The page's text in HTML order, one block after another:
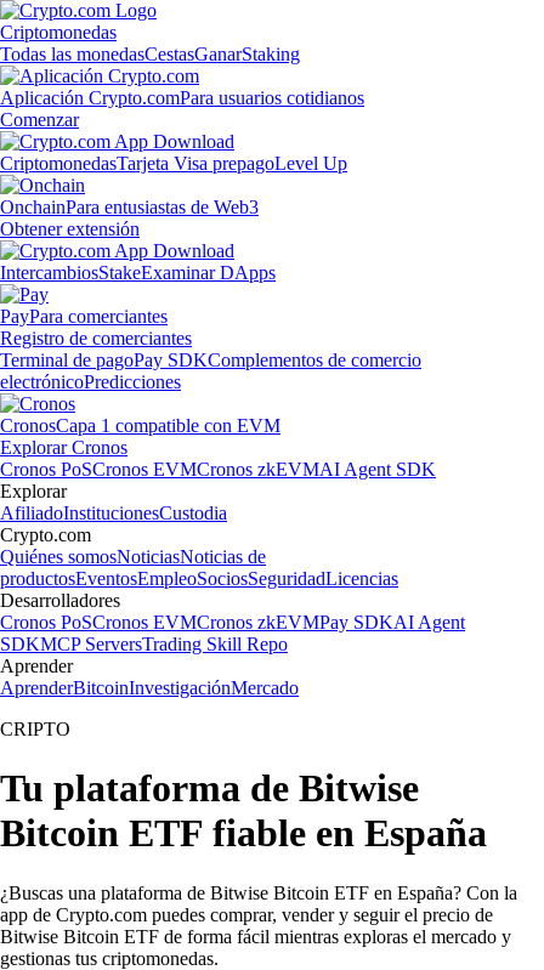
Criptomonedas
Todas las monedasCestasGanarStaking
Aplicación Crypto.comPara usuarios cotidianos
Comenzar
CriptomonedasTarjeta Visa prepagoLevel Up
OnchainPara entusiastas de Web3
Obtener extensión
IntercambiosStakeExaminar DApps
PayPara comerciantes
Registro de comerciantes
Terminal de pagoPay SDKComplementos de comercio
electrónicoPredicciones
CronosCapa 1 compatible con EVM
Explorar Cronos
Cronos PoSCronos EVMCronos zkEVMAI Agent SDK
Explorar
AfiliadoInstitucionesCustodia
Crypto.com
Quiénes somosNoticiasNoticias de
productosEventosEmpleoSociosSeguridadLicencias
Desarrolladores
Cronos PoSCronos EVMCronos zkEVMPay SDKAI Agent
SDKMCP ServersTrading Skill Repo
Aprender
AprenderBitcoinInvestigaciónMercado
CRIPTO
Tu plataforma de Bitwise
Bitcoin ETF fiable en España
¿Buscas una plataforma de Bitwise Bitcoin ETF en España? Con la
app de Crypto.com puedes comprar, vender y seguir el precio de
Bitwise Bitcoin ETF de forma fácil mientras exploras el mercado y
gestionas tus criptomonedas.